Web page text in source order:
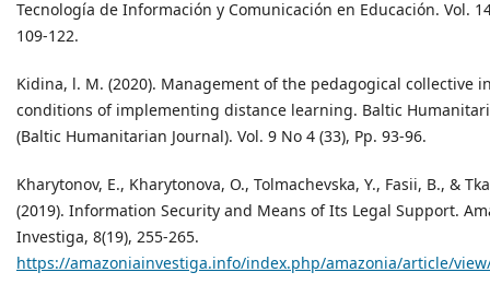
Tecnología de Información y Comunicación en Educación. Vol.
109-122.
Kidina, l. M. (2020). Management of the pedagogical collective
conditions of implementing distance learning. Baltic
(Baltic Humanitarian Journal). Vol. 9 No 4 (33), Pp. 93-96.
Kharytonov, E., Kharytonova, O., Tolmachevska, Y., Fasii, B., &
(2019). Information Security and Means of Its Legal Support.
Investiga, 8(19), 255-265.
https://amazoniainvestiga.info/index.php/amazonia/article/